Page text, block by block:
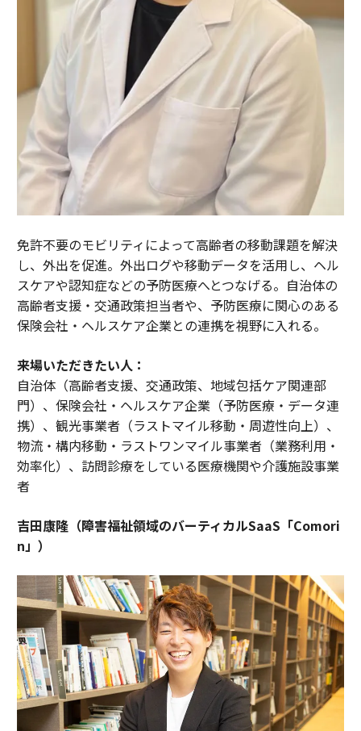
免許不要のモビリティによって高齢者の移動課題を解決
し、外出を促進。外出ログや移動データを活用し、ヘル
スケアや認知症などの予防医療へとつなげる。自治体の
高齢者支援・交通政策担当者や、予防医療に関心のある
保険会社・ヘルスケア企業との連携を視野に入れる。
来場いただきたい人：
自治体（高齢者支援、交通政策、地域包括ケア関連部
門）、保険会社・ヘルスケア企業（予防医療・データ連
携）、観光事業者（ラストマイル移動・周遊性向上）、
物流・構内移動・ラストワンマイル事業者（業務利用・
効率化）、訪問診療をしている医療機関や介護施設事業
者
吉田康隆（障害福祉領域のバーティカルSaaS「Comori
n」）